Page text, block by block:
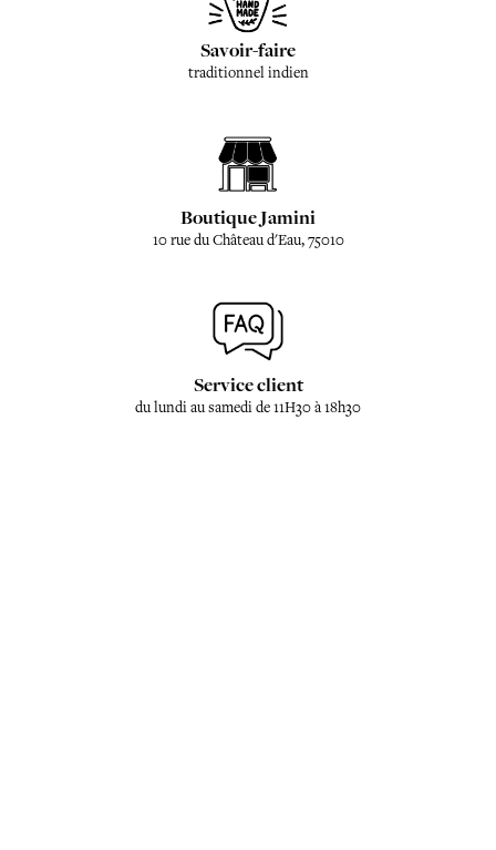
Savoir-faire
traditionnel indien
Boutique Jamini
10 rue du Château d'Eau, 75010
Service client
du lundi au samedi de 11H30 à 18h30